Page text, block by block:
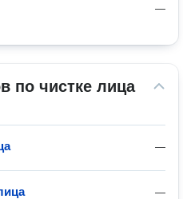
—
по чистке лица
—
—